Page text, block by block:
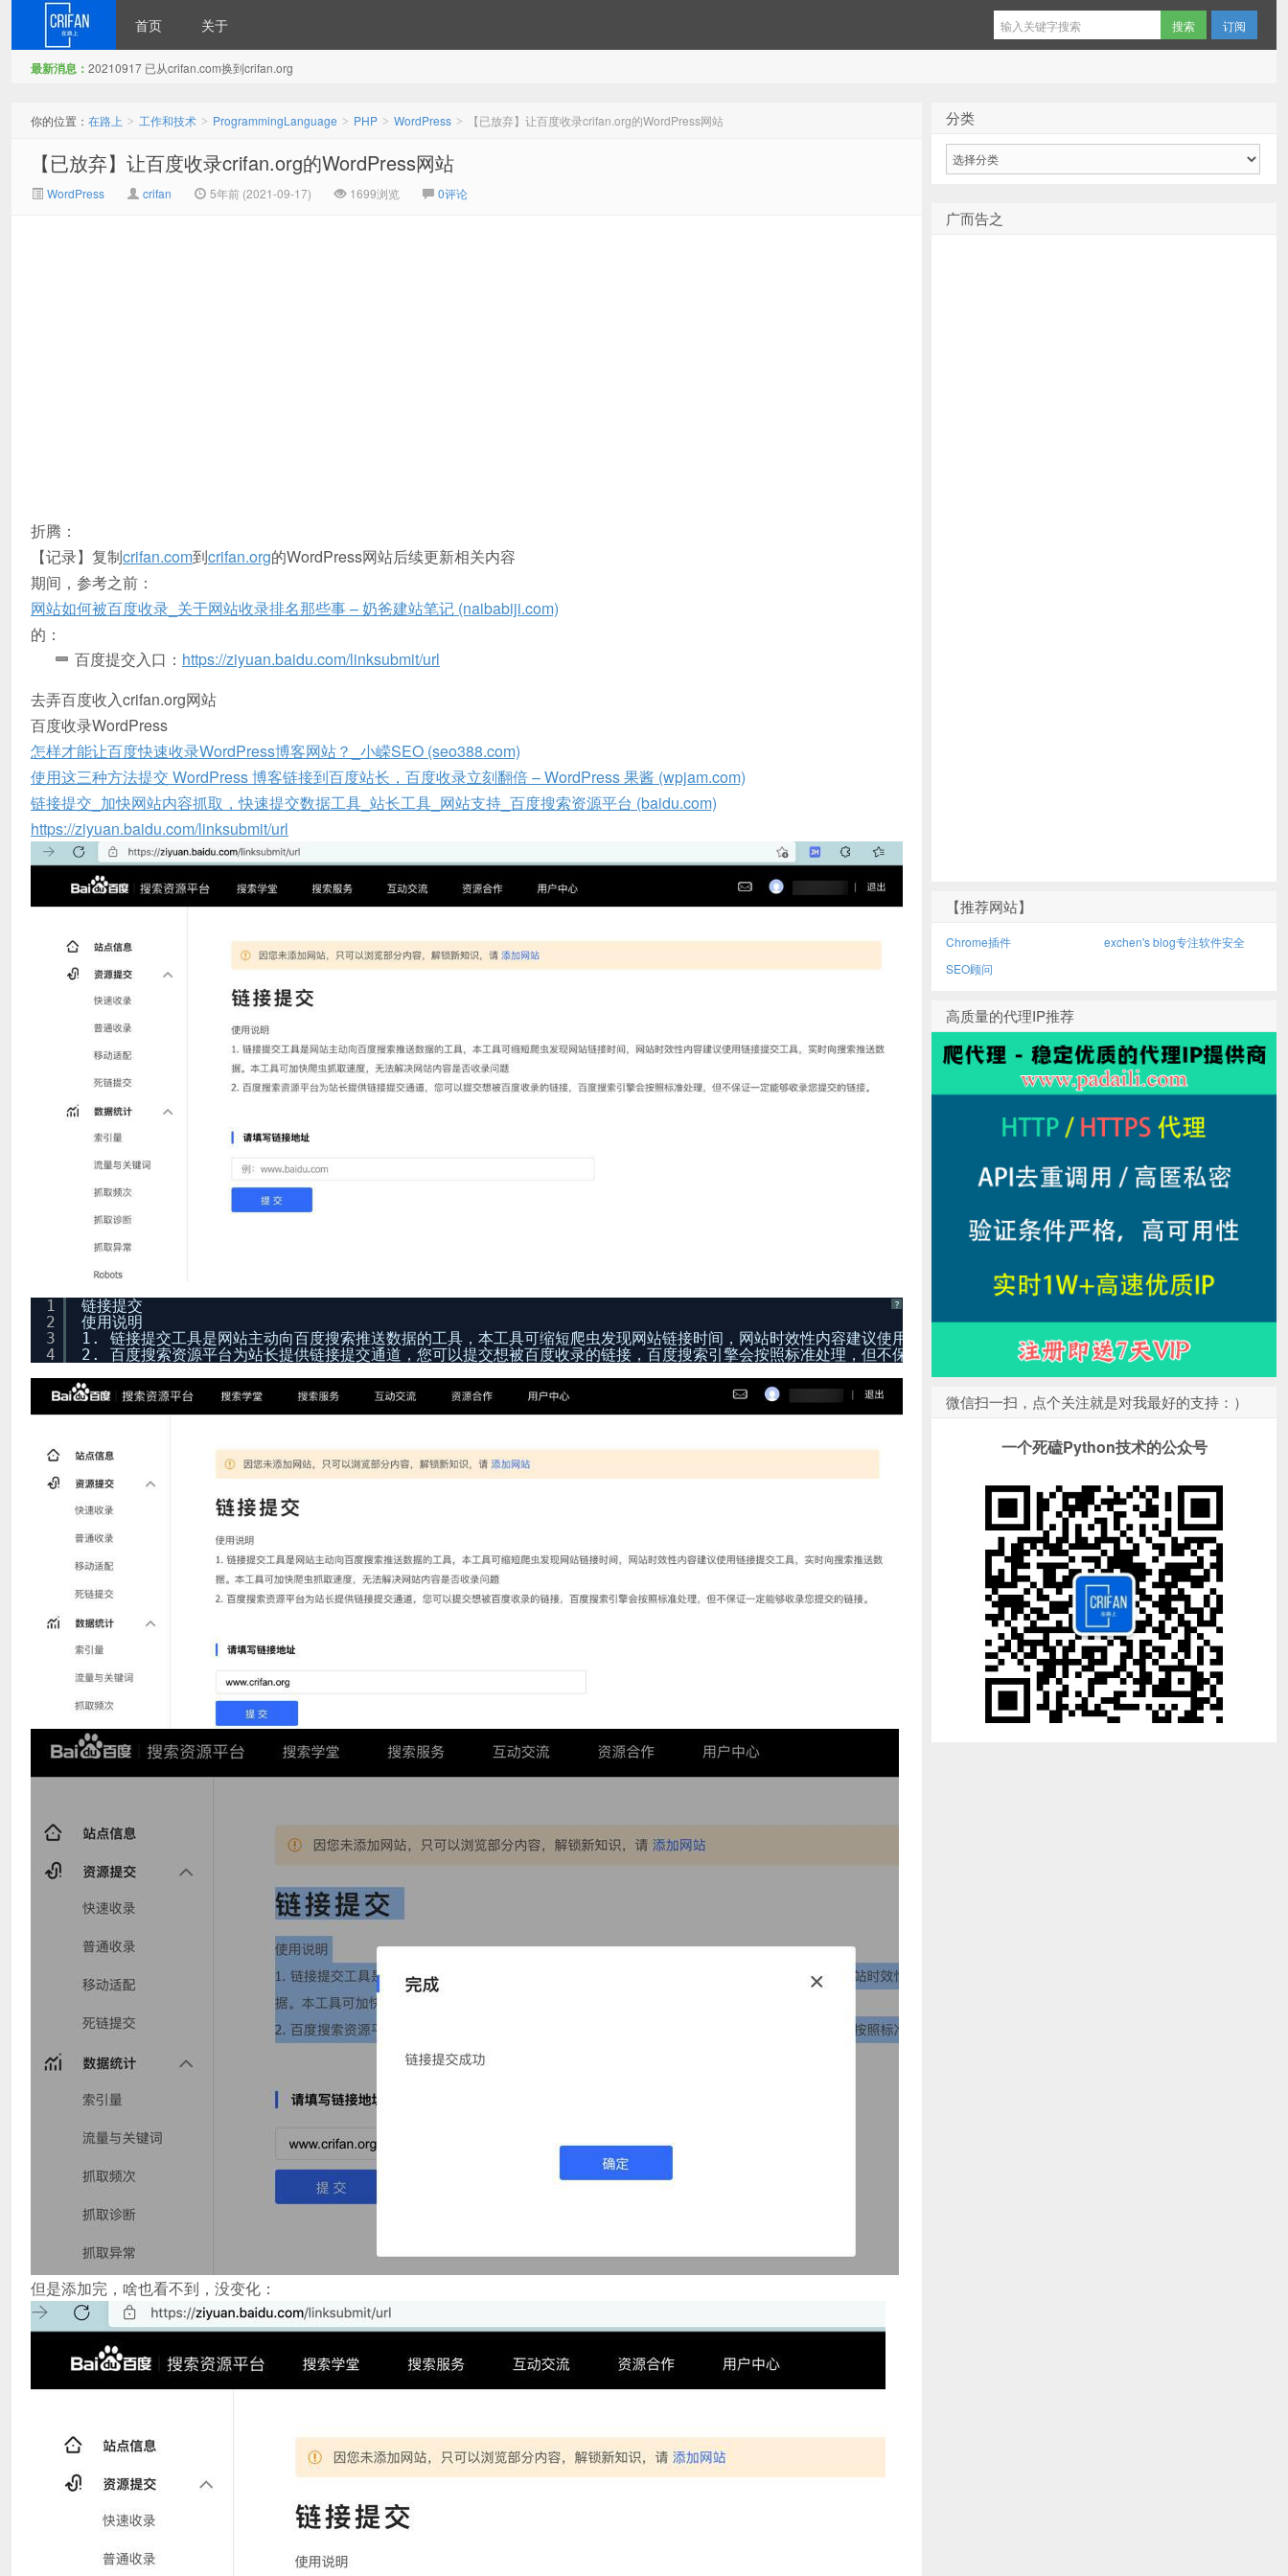
首页 关于 订阅
最新消息： 20210917 已从crifan.com换到crifan.org
你的位置： 在路上 > 工作和技术 > ProgrammingLanguage > PHP > WordPress > 【已放弃】让百度收录crifan.org的WordPress网站
【已放弃】让百度收录crifan.org的WordPress网站
WordPress crifan 5年前 (2021-09-17) 1699浏览 0评论
折腾：
【记录】复制crifan.com到crifan.org的WordPress网站后续更新相关内容
期间，参考之前：
网站如何被百度收录_关于网站收录排名那些事 – 奶爸建站笔记 (naibabiji.com)
的：
百度提交入口： https://ziyuan.baidu.com/linksubmit/url
去弄百度收入crifan.org网站
百度收录WordPress
怎样才能让百度快速收录WordPress博客网站？_小嵘SEO (seo388.com)
使用这三种方法提交 WordPress 博客链接到百度站长，百度收录立刻翻倍 – WordPress 果酱 (wpjam.com)
链接提交_加快网站内容抓取，快速提交数据工具_站长工具_网站支持_百度搜索资源平台 (baidu.com)
https://ziyuan.baidu.com/linksubmit/url
?
1
2
3
4
链接提交
使用说明
1. 链接提交工具是网站主动向百度搜索推送数据的工具，本工具可缩短爬虫发现网站链接时间，网站时效性内容建议使用链接提交工具，实时向搜索推送数据。本工具可加快爬
2. 百度搜索资源平台为站长提供链接提交通道，您可以提交想被百度收录的链接，百度搜索引擎会按照标准处理，但不保证一定能够收录您提交的链接。
但是添加完，啥也看不到，没变化：
分类
广而告之
【推荐网站】
Chrome插件
exchen's blog专注软件安全
SEO顾问
高质量的代理IP推荐
微信扫一扫，点个关注就是对我最好的支持：）
一个死磕Python技术的公众号